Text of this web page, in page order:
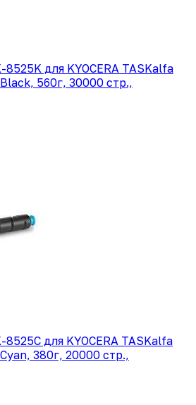
для KYOCERA TASKalfa
560г, 30000 стр.,
для KYOCERA TASKalfa
380г, 20000 стр.,